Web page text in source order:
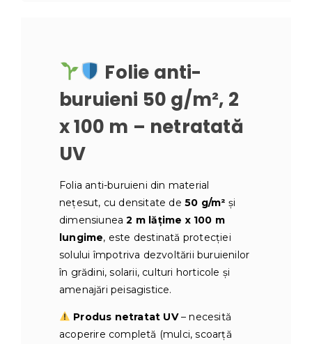
Folie anti-
buruieni 50 g/m², 2
x 100 m – netratată
UV
Folia anti-buruieni din material
nețesut, cu densitate de 50 g/m² și
dimensiunea2 m lățime x 100 m
lungime, este destinată protecției
solului împotriva dezvoltării buruienilor
în grădini, solarii, culturi horticole și
amenajări peisagistice.
Produs netratat UV– necesită
acoperire completă (mulci, scoarță